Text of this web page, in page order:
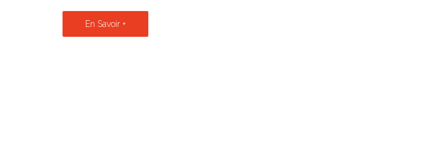
En Savoir +